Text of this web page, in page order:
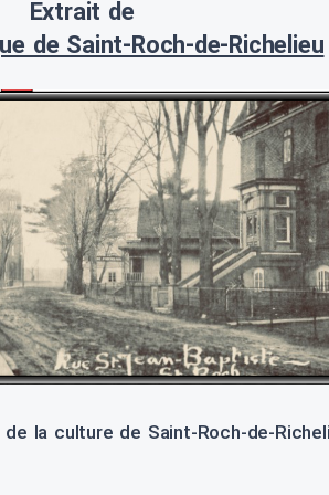
Extrait de
de Saint-Roch-de-Richelieu
la culture de Saint-Roch-de-